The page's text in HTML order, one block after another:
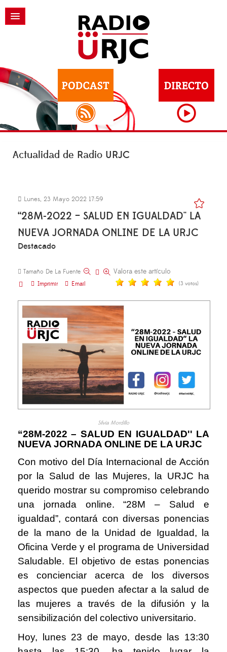
Actualidad de Radio URJC
Lunes, 23 Mayo 2022 17:59
“28M-2022 – SALUD EN IGUALDAD'' LA
NUEVA JORNADA ONLINE DE LA URJC
Destacado
Tamaño De La Fuente
Imprimir
Email
Valora este artículo
(3 votos)
Silvia Mordillo
“28M-2022 – SALUD EN IGUALDAD'' LA
NUEVA JORNADA ONLINE DE LA URJC
Con motivo del Día Internacional de Acción
por la Salud de las Mujeres, la URJC ha
querido mostrar su compromiso celebrando
una jornada online. “28M – Salud e
igualdad”, contará con diversas ponencias
de la mano de la Unidad de Igualdad, la
Oficina Verde y el programa de Universidad
Saludable. El objetivo de estas ponencias
es concienciar acerca de los diversos
aspectos que pueden afectar a la salud de
las mujeres a través de la difusión y la
sensibilización del colectivo universitario.
Hoy, lunes 23 de mayo, desde las 13:30